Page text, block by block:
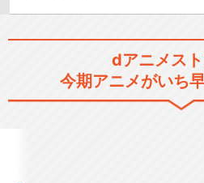
dアニメス
今期アニメがいち